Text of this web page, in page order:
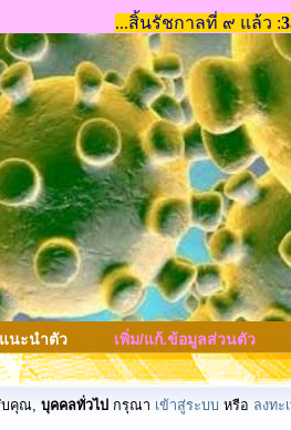
แนะนำตัว เพิ่ม/แก้.ข้อมูลส่วนตัว
บคุณ, บุคคลทั่วไป กรุณา เข้าสู่ระบบ หรือ ลงทะ